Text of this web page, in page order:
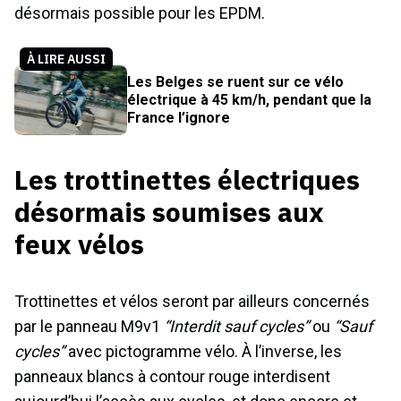
désormais possible pour les EPDM.
À LIRE AUSSI
Les Belges se ruent sur ce vélo
électrique à 45 km/h, pendant que la
France l’ignore
Les trottinettes électriques
désormais soumises aux
feux vélos
Trottinettes et vélos seront par ailleurs concernés
par le panneau M9v1 “Interdit sauf cycles”ou “Sauf
cycles”avec pictogramme vélo. À l’inverse, les
panneaux blancs à contour rouge interdisent